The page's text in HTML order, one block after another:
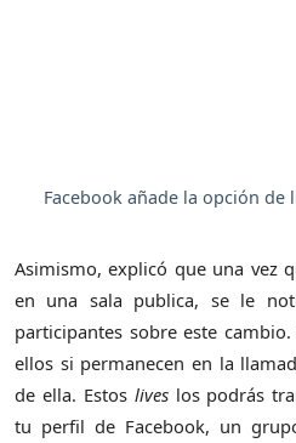
Facebook añade la opción de
Asimismo, explicó que una vez
en una sala publica, se le
participantes sobre este
ellos si permanecen en la
de ella. Estos liveslos podrás
tu perfil de Facebook, un